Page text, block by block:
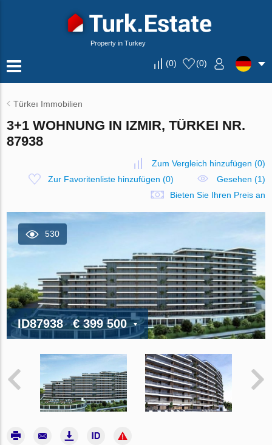
Property in Turkey
(0) (0)
Türkeı Immobilien
3+1 WOHNUNG IN IZMIR, TÜRKEI NR.
87938
Zum Vergleich hinzufügen (0)
Zur Favoritenliste hinzufügen (0)
Gesehen (1)
Bieten Sie Ihren Preis an
530
ID87938 € 399 500